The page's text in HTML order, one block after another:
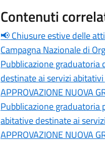
Contenuti
📢 Chiusure estive delle
Campagna Nazionale di
Pubblicazione
destinate ai servizi
APPROVAZIONE NUOVA
Pubblicazione graduatoria
abitative destinate ai
APPROVAZIONE NUOVA